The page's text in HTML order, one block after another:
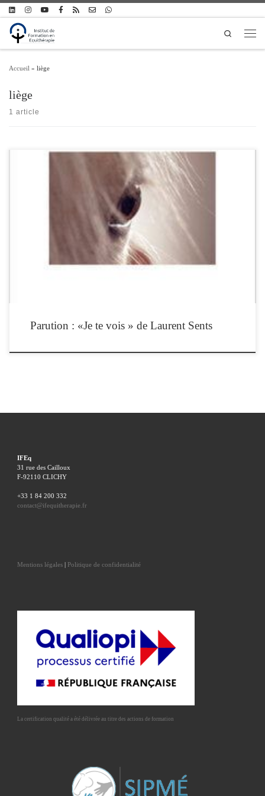
Passer au contenu
Search
Accueil » liège
liège
1 article
Laurent Sents a 30 ans. Depuis la naissance, il souffre d’une dysplasie de Kniest,
une maladie orpheline évolutive qui le handicape dans ses mouvements et ses
déplacements, et dont les conséquences tant physiologiques que psychologiques
font de sa vie une épreuve qu’il doit relever chaque jour. Pendant 6 ans, il […]
Parution : «Je te vois » de Laurent Sents
IFEq
31 rue des Cailloux
F-92110 CLICHY
+33 1 84 200 332
contact@ifequitherapie.fr
Mentions légales| Politique de confidentialité
La certification qualité a été délivrée au titre des actions de formation